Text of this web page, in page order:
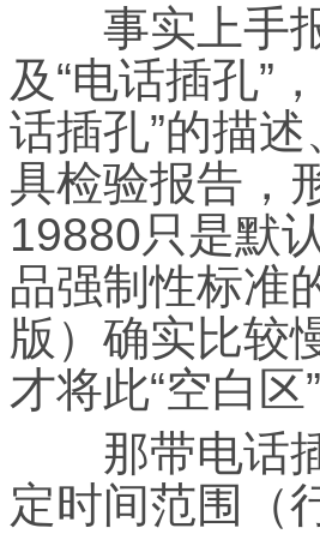
事实上手报
及“电话插孔”
话插孔”的描
具检验报告，
19880只是默
品强制性标准
版）确实比较
才将此“空白区
那带电话插
定时间范围（